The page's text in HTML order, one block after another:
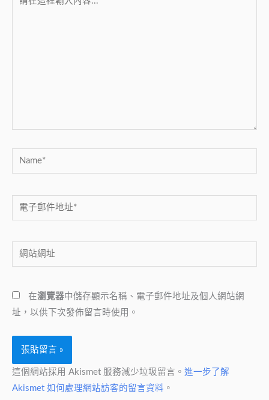
Name*
電
子
件
地
*
網
站
址
在瀏覽器中儲存顯示名稱、電子郵件地址及個人網站網
址，以供下次發佈留言時使用。
這個網站採用 Akismet 服務減少垃圾留言。 進一步了解
Akismet 如何處理網站訪客的留言資料 。